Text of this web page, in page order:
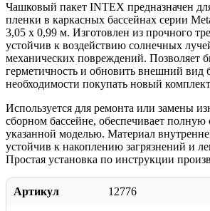
Чашковый пакет INTEX предназначен
пленки в каркасных бассейнах серии
3,05 х 0,99 м. Изготовлен из прочного
устойчив к воздействию солнечных
механических повреждений. Позволяет
герметичность и обновить внешний вид
необходимости покупать новый
Используется для ремонта или замены
сборном бассейне, обеспечивает полную
указанной моделью. Материал
устойчив к накоплению загрязнений и
Простая установка по инструкции
Артикул 12776